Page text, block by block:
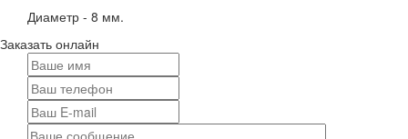
Диаметр - 8 мм.
Заказать онлайн